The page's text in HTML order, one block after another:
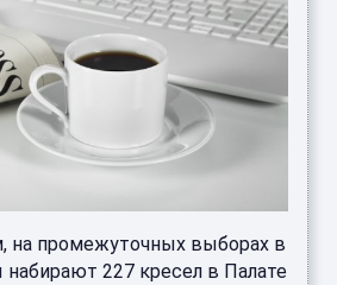
на промежуточных выборах в
227 кресел в Палате